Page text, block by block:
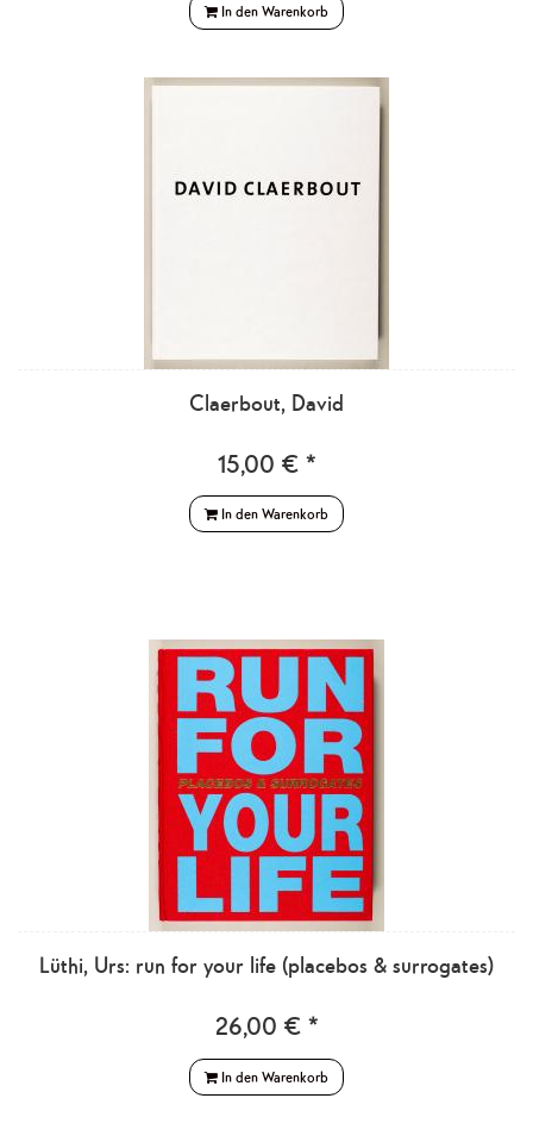
In den Warenkorb
Claerbout, David
15,00 € *
In den Warenkorb
Lüthi, Urs: run for your life (placebos & surrogates)
26,00 € *
In den Warenkorb